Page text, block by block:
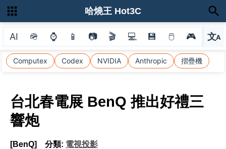
AI 🪖 ⌚ 📱 📷 🎬 💻 💾 🖱 🎮 文A
選
Computex Codex NVIDIA Anthropic 摺疊機
哈燒王 Hot3C
台北春電展 BenQ 推出好禮三
響炮
[BenQ] 分類: 電視投影